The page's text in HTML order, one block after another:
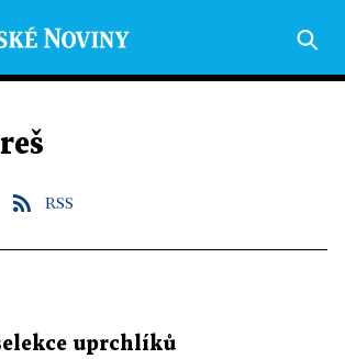
RSS
uprchlíků